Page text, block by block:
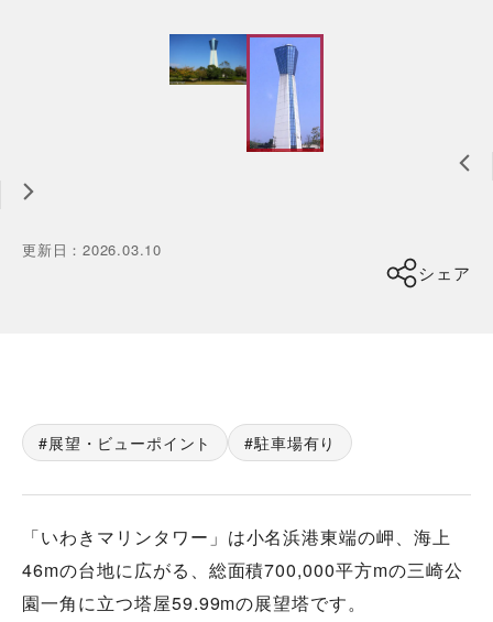
更新日 ：2026.03.10
シェア
展望・ビューポイント 駐車場有り
「いわきマリンタワー」は小名浜港東端の岬、海上
46mの台地に広がる、総面積700,000平方mの三崎公
園一角に立つ塔屋59.99mの展望塔です。